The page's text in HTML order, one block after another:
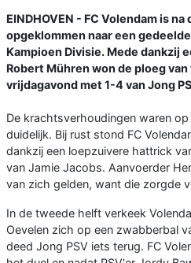
EINDHOVEN - FC Volendam is
opgeklommen naar een
Kampioen Divisie. Mede dankzij
Robert Mühren won de ploeg
vrijdagavond met 1-4 van Jong
De krachtsverhoudingen waren
duidelijk. Bij rust stond FC
dankzij een loepzuivere hattrick
van Jamie Jacobs. Aanvoerder
van zich gelden, want die zorgde
In de tweede helft verkeek
Oevelen zich op een zwabberbal
deed Jong PSV iets terug. FC